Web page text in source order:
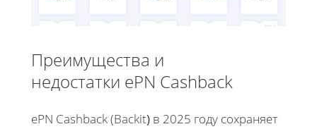
Преимущества и
недостатки ePN Cashback
ePN Cashback (Backit) в 2025 году сохраняет